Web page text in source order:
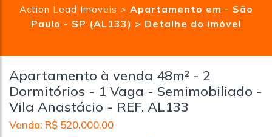
Action Lead Imoveis > Apartamento em - São
Paulo - SP (AL133) > Detalhe do imóvel
Apartamento à venda 48m² - 2
Dormitórios - 1 Vaga - Semimobiliado -
Vila Anastácio - REF. AL133
Venda: R$ 520.000,00